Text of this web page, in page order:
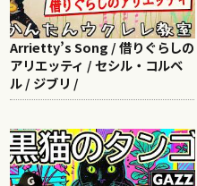
Arrietty’s Song / 借りぐらしの
アリエッティ / セシル・コルベ
ル / ジブリ /